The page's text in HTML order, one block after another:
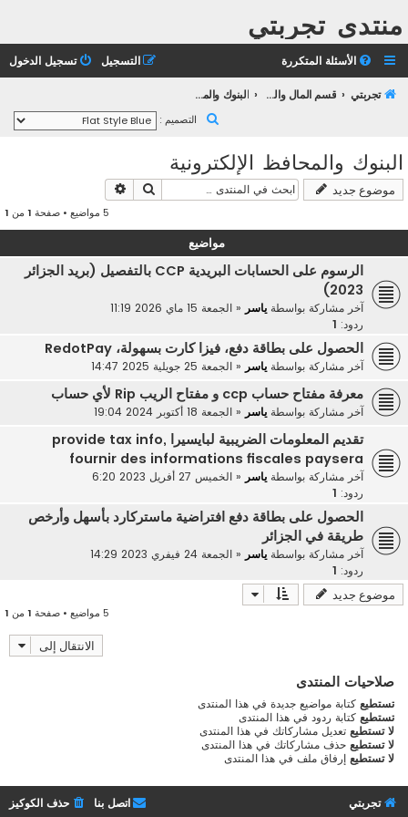
منتدى تجربتي
الأسئلة المتكررة تسجيل الدخول التسجيل
تجربتي قسم المال والأعمال البنوك والمحافظ الإلكترونية
التصميم :
ث
البنوك والمحافظ الإلكترونية
موضوع جديد بحث
5 مواضيع • صفحة 1 من 1
مواضيع
الرسوم على الحسابات البريدية CCP بالتفصيل (بريد الجزائر
2023)
آخر مشاركة بواسطة ياسر « الجمعة 15 ماي 2026 11:19
ردود: 1
الحصول على بطاقة دفع، فيزا كارت بسهولة، RedotPay
آخر مشاركة بواسطة ياسر « الجمعة 25 جويلية 2025 14:47
معرفة مفتاح حساب ccp و مفتاح الريب Rip لأي حساب
آخر مشاركة بواسطة ياسر « الجمعة 18 أكتوبر 2024 19:04
تقديم المعلومات الضريبية لبايسيرا provide tax info,
fournir des informations fiscales paysera
آخر مشاركة بواسطة ياسر « الخميس 27 أفريل 2023 6:20
ردود: 1
الحصول على بطاقة دفع افتراضية ماستركارد بأسهل وأرخص
طريقة في الجزائر
آخر مشاركة بواسطة ياسر « الجمعة 24 فيفري 2023 14:29
ردود: 1
موضوع جديد
5 مواضيع • صفحة 1 من 1
الانتقال إلى
صلاحيات المنتدى
تستطيع كتابة مواضيع جديدة في هذا المنتدى
تستطيع كتابة ردود في هذا المنتدى
لا تستطيع تعديل مشاركاتك في هذا المنتدى
لا تستطيع حذف مشاركاتك في هذا المنتدى
لا تستطيع إرفاق ملف في هذا المنتدى
تجربتي حذف الكوكيز اتصل بنا